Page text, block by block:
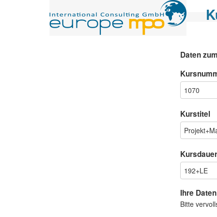
Daten
Kurstitel
Kursdauer
Ihre Daten
Bitte